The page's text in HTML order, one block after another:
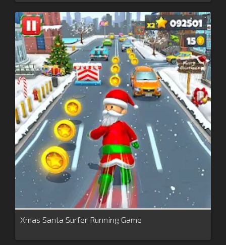
Xmas Santa Surfer Running Game